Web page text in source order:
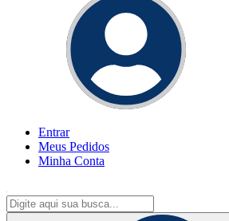
Entrar
Meus Pedidos
Minha Conta